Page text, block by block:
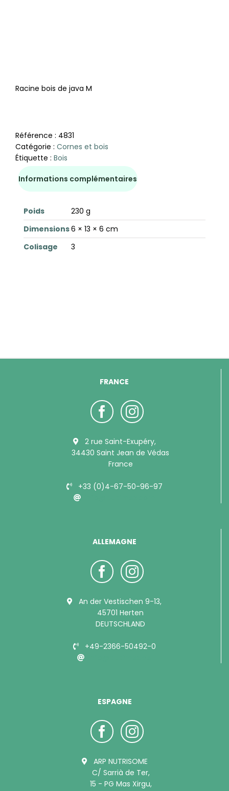
Racine bois de java M
Référence : 4831
Catégorie : Cornes et bois
Étiquette : Bois
Informations complémentaires
Poids
230 g
Dimensions6 × 13 × 6 cm
Colisage
3
FRANCE
2 rue Saint-Exupéry,
34430 Saint Jean de Védas
France
+33 (0)4-67-50-96-97
ALLEMAGNE
An der Vestischen 9-13,
45701 Herten
DEUTSCHLAND
+49-2366-50492-0
ESPAGNE
ARP NUTRISOME
C/ Sarrià de Ter,
15 - PG Mas Xirgu,